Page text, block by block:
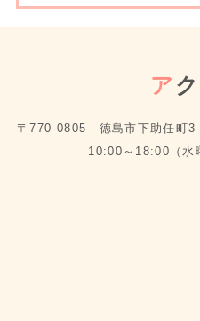
ア
〒770-0805 徳島市下助任町3-
10:00～18:00（水